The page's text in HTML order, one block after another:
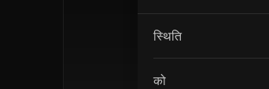
स्थिति
को